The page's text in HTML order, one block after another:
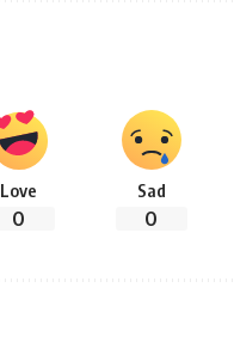
Love
0
Sad
0